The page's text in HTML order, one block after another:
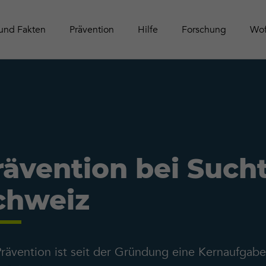
Fakten Online-Aktivitäten
Prävention
Hilfe Forschung
Zeitschrift Contact
bei
ist seit der Gründung eine